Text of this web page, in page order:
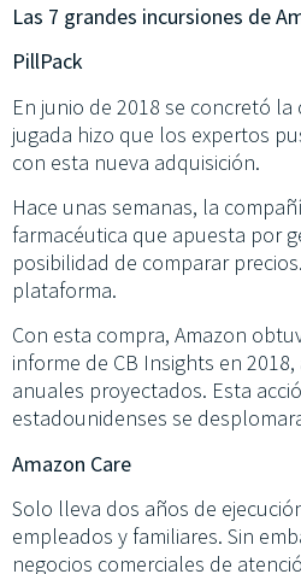
Las 7 grandes incursiones de
PillPack
En junio de 2018 se concretó
jugada hizo que los expertos
con esta nueva adquisición.
Hace unas semanas, la
farmacéutica que apuesta por
posibilidad de comparar
plataforma.
Con esta compra, Amazon
informe de CB Insights en
anuales proyectados. Esta
estadounidenses se
Amazon Care
Solo lleva dos años de
empleados y familiares. Sin
negocios comerciales de